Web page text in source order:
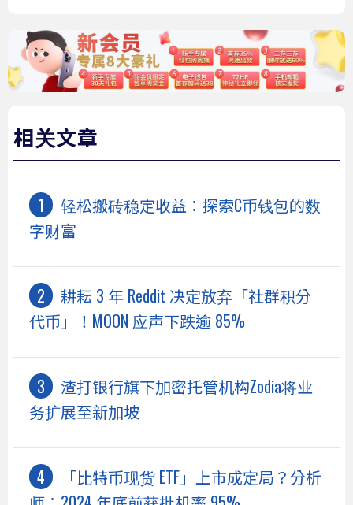
相关文章
轻松搬砖稳定收益：探索C币钱包的数
字财富
耕耘 3 年 Reddit 决定放弃「社群积分
代币」！MOON 应声下跌逾 85%
渣打银行旗下加密托管机构Zodia将业
务扩展至新加坡
「比特币现货 ETF」上市成定局？分析